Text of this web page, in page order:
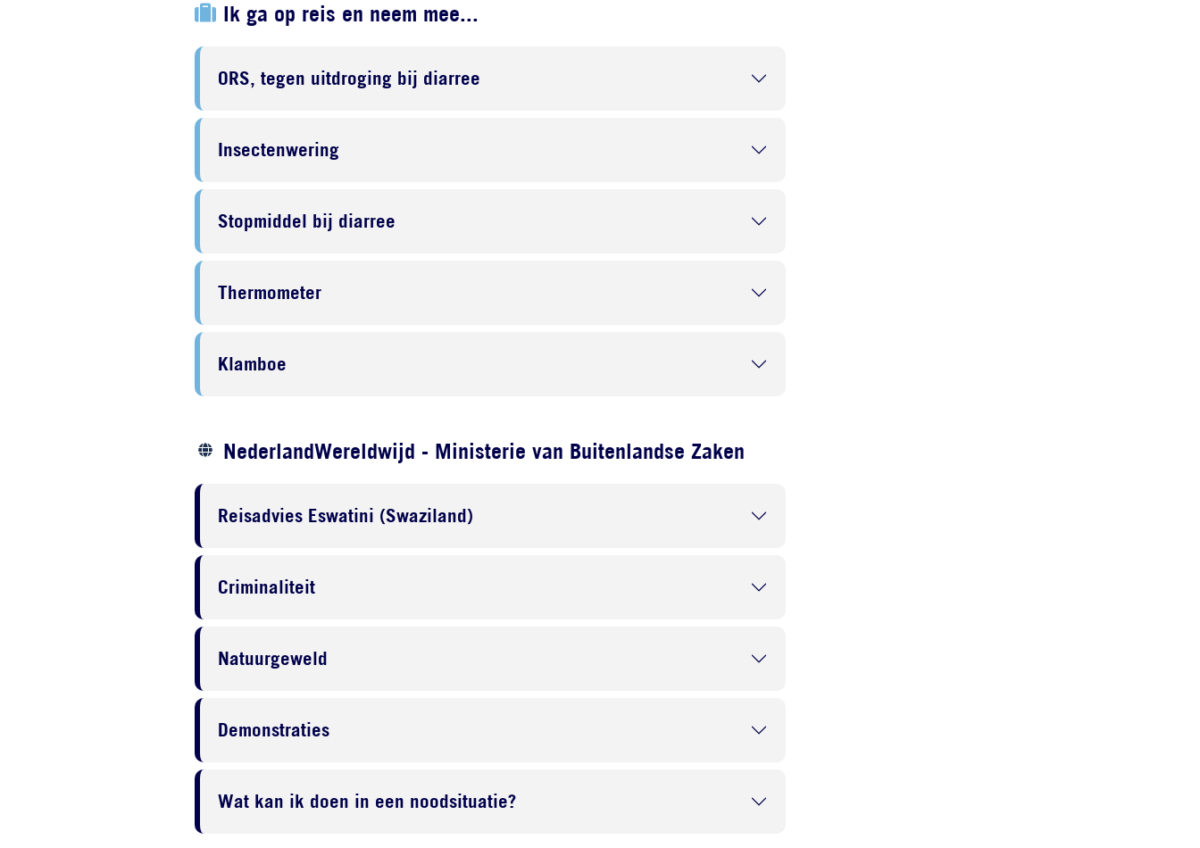
Ik ga op reis en neem mee...
ORS, tegen uitdroging bij diarree
Insectenwering
Stopmiddel bij diarree
Thermometer
Klamboe
NederlandWereldwijd - Ministerie van Buitenlandse Zaken
Reisadvies Eswatini (Swaziland)
Criminaliteit
Natuurgeweld
Demonstraties
Wat kan ik doen in een noodsituatie?